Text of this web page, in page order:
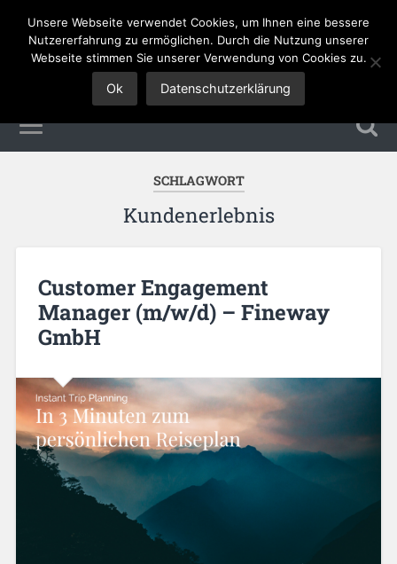
Tourismus Jobs
SCHLAGWORT
Kundenerlebnis
Customer Engagement
Manager (m/w/d) – Fineway
GmbH
Unsere Webseite verwendet Cookies, um Ihnen eine bessere
Nutzererfahrung zu ermöglichen. Durch die Nutzung unserer
Webseite stimmen Sie unserer Verwendung von Cookies zu.
Ok Datenschutzerklärung